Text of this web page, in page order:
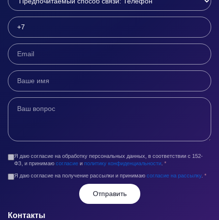
Я даю согласие на обработку персональных данных, в соответствии с 152-
ФЗ, и принимаю согласие и политику конфиденциальности *
Я даю согласие на получение рассылки и принимаю согласие на рассылку. *
Отправить
Контакты